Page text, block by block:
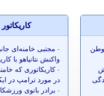
- مجتبی خامنه‌ای
واکنش نتانیاهو با
- کاریکاتوری که
در مورد ترامپ در
- برادر بانوی